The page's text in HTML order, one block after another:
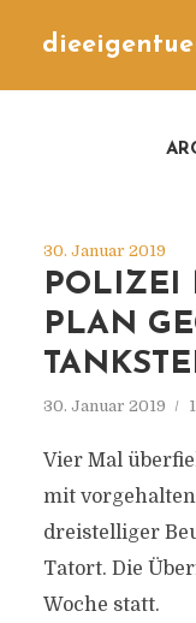
30. Januar 2019
POLIZEI
PLAN
30. Januar 2019
Vier Mal
mit
dreistelliger
Tatort. Die
Woche statt.